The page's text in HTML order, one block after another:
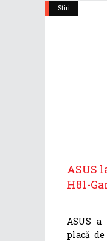
Stiri
ASUS
H81-
ASUS a
placă